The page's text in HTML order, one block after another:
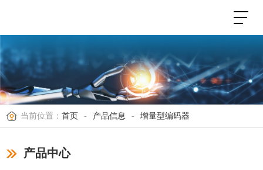
当前位置： 首页 - 产品信息 - 增量型编码器
产品中心